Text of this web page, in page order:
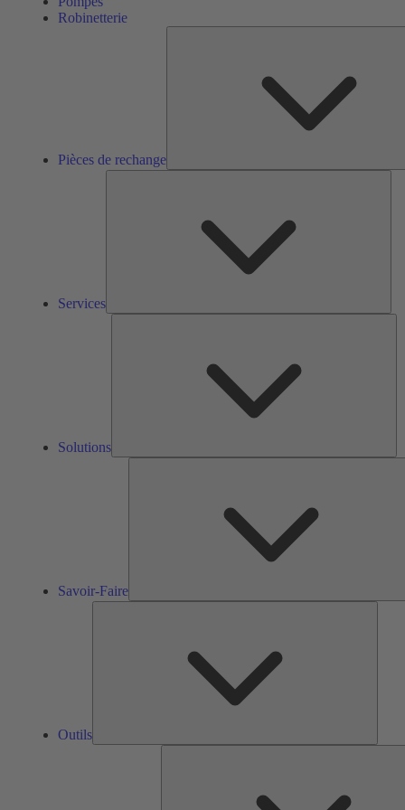
Robinetterie
Pièces de rechange
Services
Solutions
Savoir-Faire
Outils